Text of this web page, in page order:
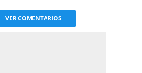
VERCOMENTARIOS